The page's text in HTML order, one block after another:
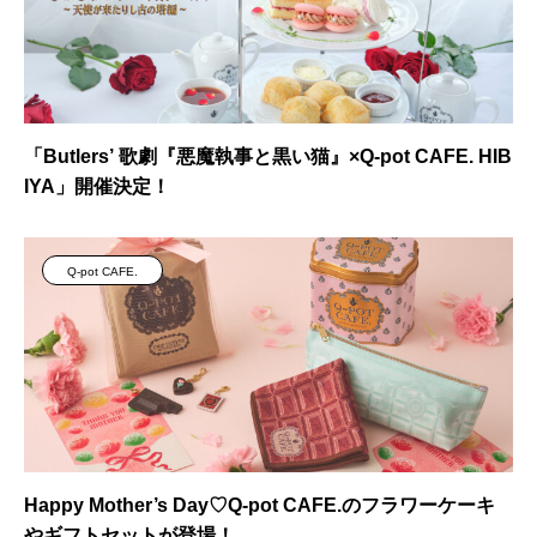
「Butlers’ 歌劇『悪魔執事と黒い猫』×Q-pot CAFE. HIB
IYA」開催決定！
Q-pot CAFE.
Happy Mother’s Day♡Q-pot CAFE.のフラワーケーキ